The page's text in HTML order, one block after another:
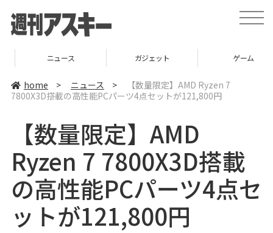
t
o
e
ニュース ガジェット ゲーム
home > ニュース >
【数量限定】AMD Ryzen 7
7800X3D搭載の高性能PCパーツ4点セットが121,800円
【数量限定】AMD
Ryzen 7 7800X3D搭載
の高性能PCパーツ4点セ
ットが121,800円